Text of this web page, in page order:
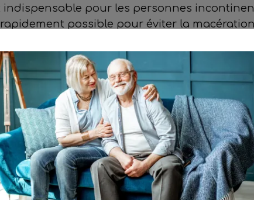
indispensable pour les personnes
possible pour éviter la
draps de lits afin d'en mettre des propres.
draps se salissent beaucoup plus vite
un nombre de parures de lit suffisant
pour protéger le matelas ; ou bien lavez-
produit adapté. Le cadre du lit, les
les mains du patient, doivent être nettoyés